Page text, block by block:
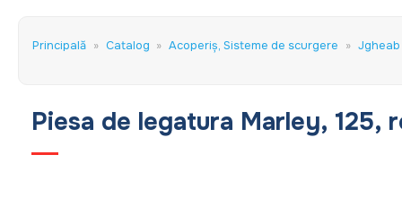
Principală » Catalog » Acoperiș, Sisteme de scurgere » Jgheab
Piesa de legatura Marley, 125,